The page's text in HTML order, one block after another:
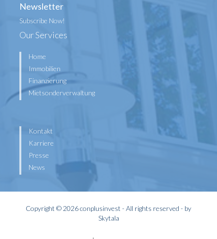
Newsletter
Subscribe Now!
Our Services
Home
Immobilien
Finanzierung
Mietsonderverwaltung
Kontakt
Karriere
Presse
News
Copyright © 2026 conplusinvest - All rights reserved - by
Skytala